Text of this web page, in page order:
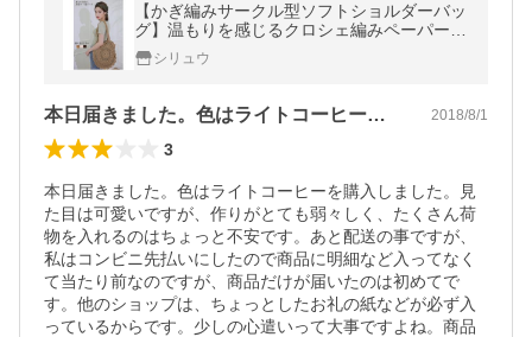
【かぎ編みサークル型ソフトショルダーバッ
グ】温もりを感じるクロシェ編みペーパーバ
ッグ。かごバッグ サークル ショルダーバッ
グ かごバッグ レディース
シリュウ
本日届きました。色はライトコーヒーを購… 2018/8/1
3
本日届きました。色はライトコーヒーを購入しました。見
た目は可愛いですが、作りがとても弱々しく、たくさん荷
物を入れるのはちょっと不安です。あと配送の事ですが、
私はコンビニ先払いにしたので商品に明細など入ってなく
て当たり前なのですが、商品だけが届いたのは初めてで
す。他のショップは、ちょっとしたお礼の紙などが必ず入
っているからです。少しの心遣いって大事ですよね。商品